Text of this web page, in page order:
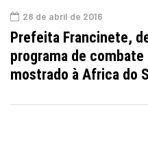
28 de abril de 2016
Prefeita Francinete,
programa de
mostrado à Africa do